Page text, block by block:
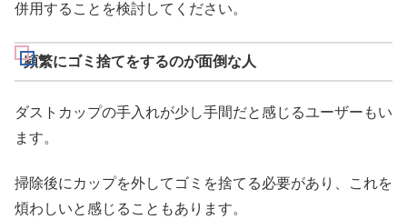
併用することを検討してください。
頻繁にゴミ捨てをするのが面倒な人
ダストカップの手入れが少し手間だと感じるユーザーもい
ます。
掃除後にカップを外してゴミを捨てる必要があり、これを
煩わしいと感じることもあります。